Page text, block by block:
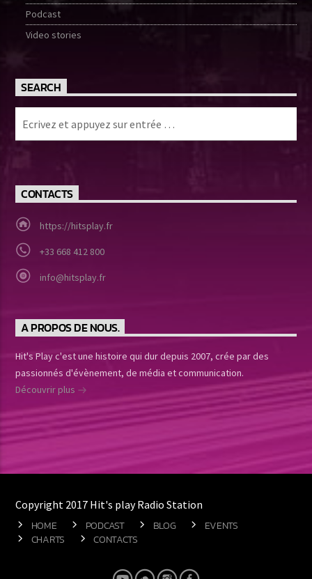
Podcast
Video stories
SEARCH
CONTACTS
https://hitsplay.fr
+33 668 412 800
info@hitsplay.fr
A PROPOS DE NOUS.
Hit's Play c'est une histoire qui dur depuis 2007, crée par des
passionnés d'évènement, de média et communication.
Découvrir plus
Copyright 2017 Hit's play Radio Station
HOME PODCAST BLOG
EVENTS
CHARTS
CONTACTS